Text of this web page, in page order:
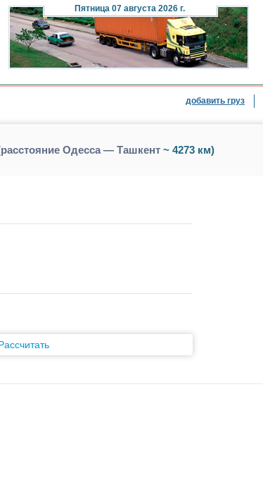
Пятница07 августа 2026 г.
добавить груз
Одесса — Ташкент~ 4273 км)